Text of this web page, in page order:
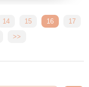
14 15 16
17
>>